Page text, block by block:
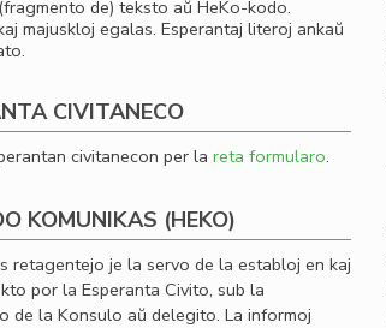
de) teksto aŭ HeKo-kodo.
majuskloj egalas. Esperantaj literoj ankaŭ
CIVITANECO
civitanecon per la reta formularo.
KOMUNIKAS (HEKO)
retagentejo je la servo de la establoj en kaj
por la Esperanta Civito, sub la
de la Konsulo aŭ delegito. La informoj